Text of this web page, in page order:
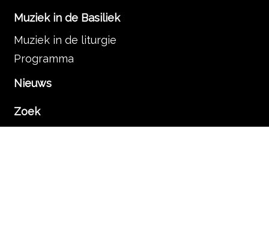
Muziek in de Basiliek
Muziek in de liturgie
Programma
Nieuws
Zoek